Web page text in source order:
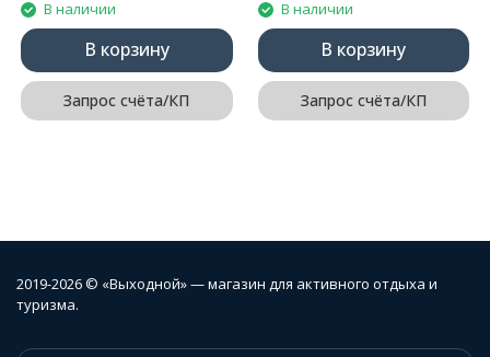
В наличии
В корзину
Запрос счёта/КП
В наличии
В корзину
Запрос счёта/КП
2019-2026 © «Выходной» — магазин для активного отдыха и
туризма.